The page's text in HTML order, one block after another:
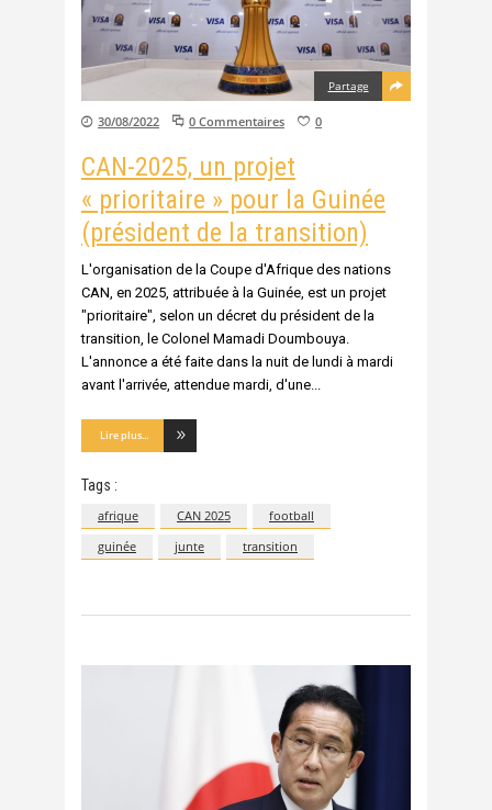
Partage
30/08/2022 0 Commentaires 0
CAN-2025, un projet
« prioritaire » pour la Guinée
(président de la transition)
L'organisation de la Coupe d'Afrique des nations
CAN, en 2025, attribuée à la Guinée, est un projet
"prioritaire", selon un décret du président de la
transition, le Colonel Mamadi Doumbouya.
L'annonce a été faite dans la nuit de lundi à mardi
avant l'arrivée, attendue mardi, d'une
Lire plus...
Tags :
afrique CAN 2025
football
guinée
junte transition